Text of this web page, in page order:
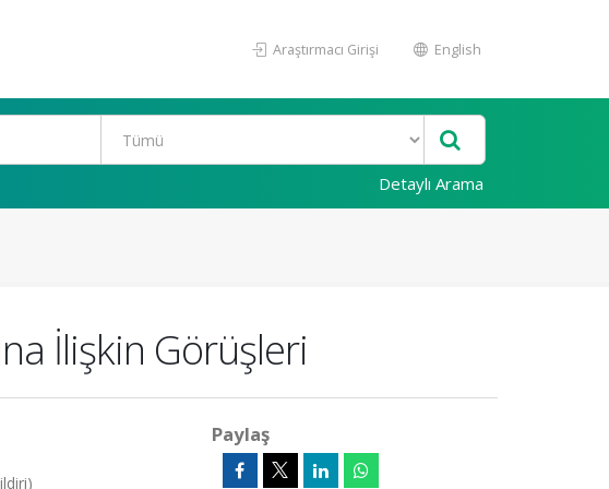
Araştırmacı Girişi English
Detaylı Arama
İlişkin Görüşleri
Paylaş